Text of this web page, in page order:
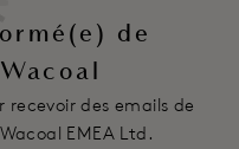
toucher unique
de
recevoir des emails de
EMEA Ltd.